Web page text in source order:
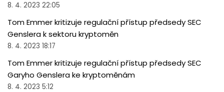
8. 4. 2023 22:05
Tom Emmer kritizuje regulační přístup předsedy SEC
Genslera k sektoru kryptoměn
8. 4. 2023 18:17
Tom Emmer kritizuje regulační přístup předsedy SEC
Garyho Genslera ke kryptoměnám
8. 4. 2023 5:12